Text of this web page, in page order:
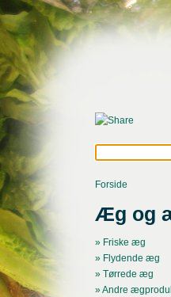
Forside
Æg og
» Friske æg
» Flydende æg
» Tørrede æg
» Andre